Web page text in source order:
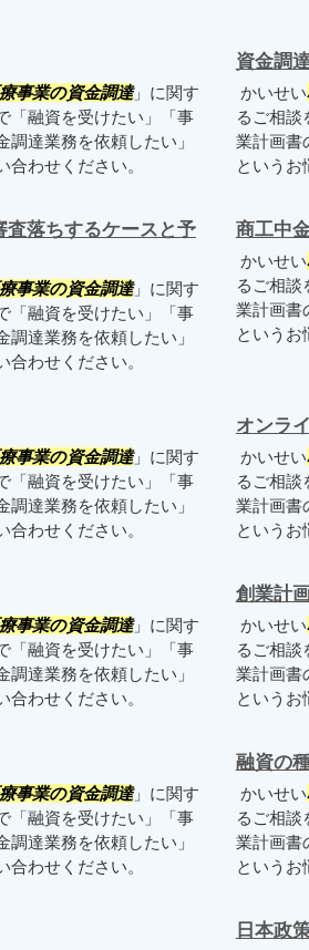
事業の資金調達」に関す
「融資を受けたい」「事
達業務を依頼したい」
合わせください。
資金調
かいせい
るご相談
業計画書
というお
査落ちするケースと予
事業の資金調達」に関す
「融資を受けたい」「事
達業務を依頼したい」
合わせください。
商工中
かいせい
るご相談
業計画書
というお
事業の資金調達」に関す
「融資を受けたい」「事
達業務を依頼したい」
合わせください。
オンラ
かいせい
るご相談
業計画書
というお
事業の資金調達」に関す
「融資を受けたい」「事
達業務を依頼したい」
わせください。
創業計
かいせい
るご相談
業計画書
というお
事業の資金調達」に関す
「融資を受けたい」「事
達業務を依頼したい」
合わせください。
融資の
かいせい
るご相談
業計画書
というお
日本政